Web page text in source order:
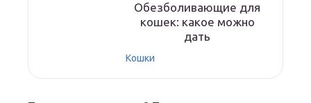
Обезболивающие для
кошек: какое можно
дать
Кошки